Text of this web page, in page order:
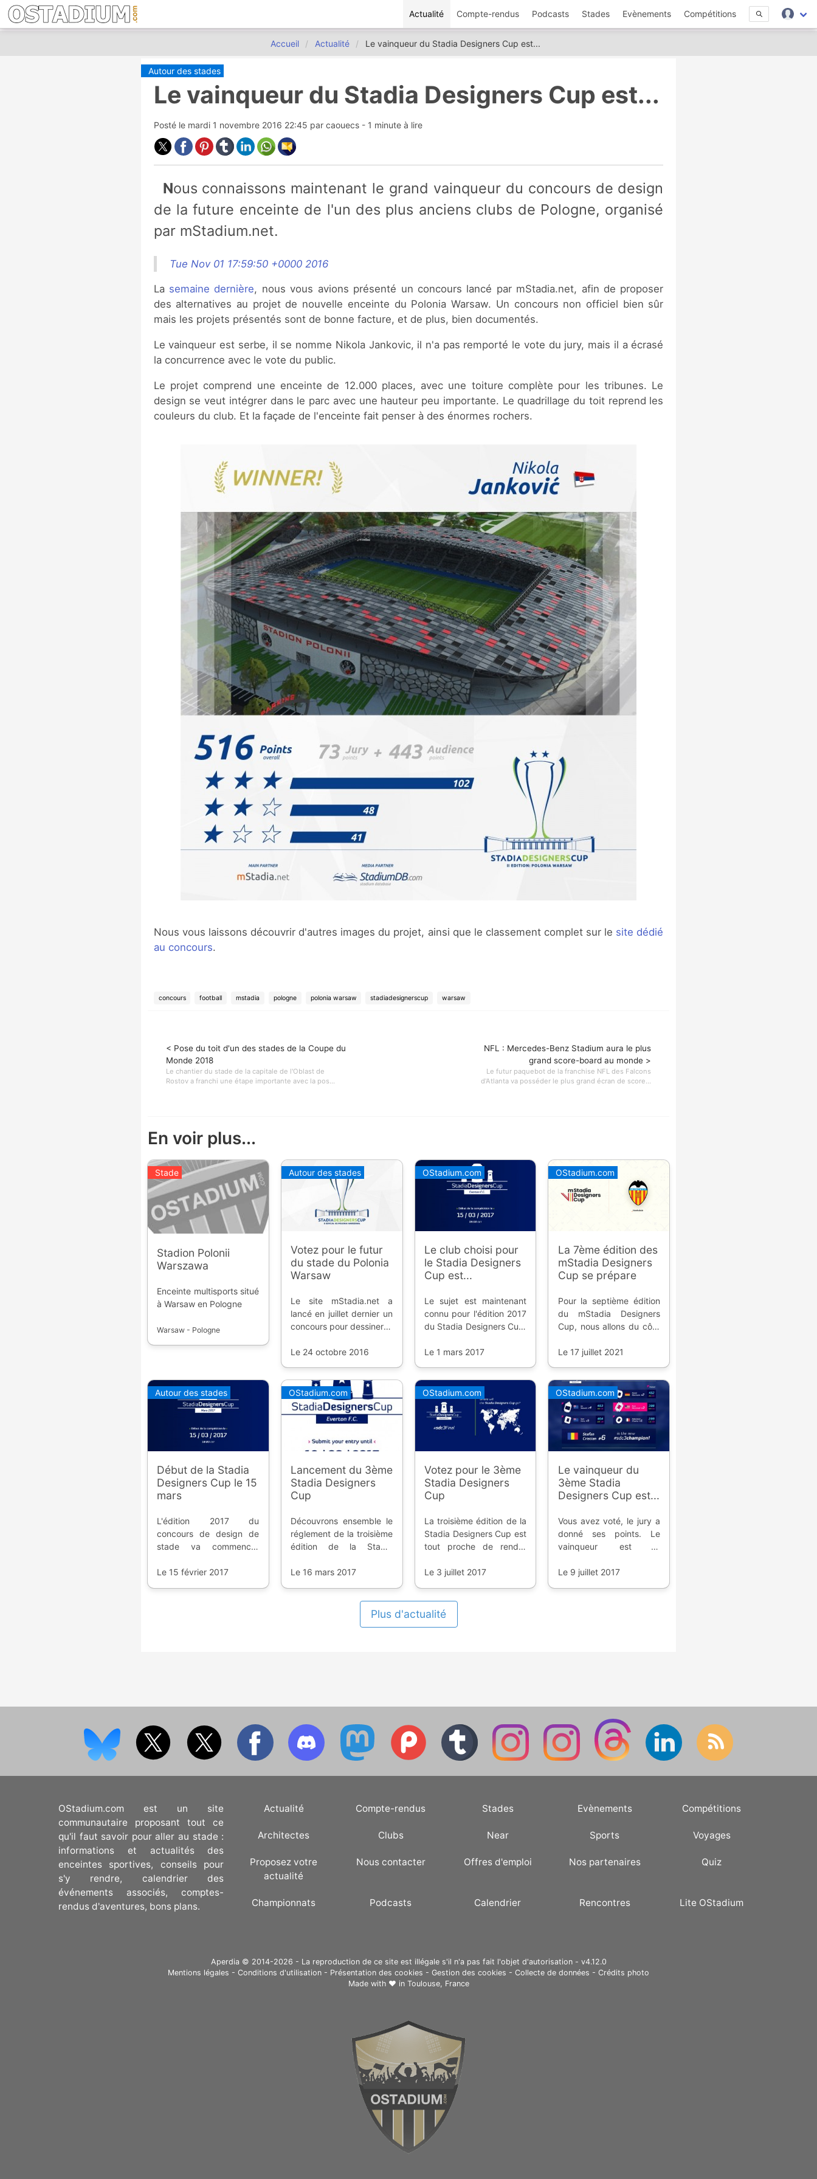
Actualité Compte-rendus Podcasts Stades Evènements Compétitions
Accueil Actualité Le vainqueur du Stadia Designers Cup est...
Autour des stades
Le vainqueur du Stadia Designers Cup est...
Posté le mardi 1 novembre 2016 22:45 par caouecs - 1 minute à lire
Nous connaissons maintenant le grand vainqueur du concours de design
de la future enceinte de l'un des plus anciens clubs de Pologne, organisé
par mStadium.net.
Tue Nov 01 17:59:50 +0000 2016
La semaine dernière, nous vous avions présenté un concours lancé par mStadia.net, afin de proposer
des alternatives au projet de nouvelle enceinte du Polonia Warsaw. Un concours non officiel bien sûr
mais les projets présentés sont de bonne facture, et de plus, bien documentés.
Le vainqueur est serbe, il se nomme Nikola Jankovic, il n'a pas remporté le vote du jury, mais il a écrasé
la concurrence avec le vote du public.
Le projet comprend une enceinte de 12.000 places, avec une toiture complète pour les tribunes. Le
design se veut intégrer dans le parc avec une hauteur peu importante. Le quadrillage du toit reprend les
couleurs du club. Et la façade de l'enceinte fait penser à des énormes rochers.
Nous vous laissons découvrir d'autres images du projet, ainsi que le classement complet sur le site dédié
au concours.
concours football mstadia pologne polonia warsaw stadiadesignerscup warsaw
< Pose du toit d'un des stades de la Coupe du
Monde 2018
Le chantier du stade de la capitale de l'Oblast de
Rostov a franchi une étape importante avec la pos...
NFL : Mercedes-Benz Stadium aura le plus
grand score-board au monde >
Le futur paquebot de la franchise NFL des Falcons
d'Atlanta va posséder le plus grand écran de score...
En voir plus...
Stade
Stadion Polonii
Warszawa
Enceinte multisports situé
à Warsaw en Pologne
Warsaw - Pologne
Autour des stades
Votez pour le futur
du stade du Polonia
Warsaw
Le site mStadia.net a
lancé en juillet dernier un
concours pour dessiner la
des plus anciens clubs
maintenant de choisir le
vainqueur.
Le 24 octobre 2016
OStadium.com
Le club choisi pour
le Stadia Designers
Cup est...
Le sujet est maintenant
connu pour l'édition 2017
du Stadia Designers Cup.
concours s'envole pour
de Liverpool, Everton
F.C. Avis aux architectes
en herbe, c'est un bon
moyen de montrer vos
talents.
Le 1 mars 2017
OStadium.com
La 7ème édition des
mStadia Designers
Cup se prépare
Pour la septième édition
du mStadia Designers
Cup, nous allons du côté
projet de nouveau stade.
Le 17 juillet 2021
Autour des stades
Début de la Stadia
Designers Cup le 15
mars
L'édition 2017 du
concours de design de
stade va commencer
aux architectes en herbe,
Le 15 février 2017
OStadium.com
Lancement du 3ème
Stadia Designers
Cup
Découvrons ensemble le
réglement de la troisième
édition de la Stadia
cette année centrée sur
Le 16 mars 2017
OStadium.com
Votez pour le 3ème
Stadia Designers
Cup
La troisième édition de la
Stadia Designers Cup est
tout proche de rendre
avons besoin de votre
Le 3 juillet 2017
OStadium.com
Le vainqueur du
3ème Stadia
Designers Cup est...
Vous avez voté, le jury a
donné ses points. Le
vainqueur est la
Cristian de Roumanie.
Le 9 juillet 2017
Plus d'actualité
OStadium.com est un site
communautaire proposant tout ce
qu'il faut savoir pour aller au stade :
informations et actualités des
enceintes sportives, conseils pour
s'y rendre, calendrier des
événements associés, comptes-
rendus d'aventures, bons plans.
Actualité Compte-rendus Stades Evènements Compétitions
Architectes Clubs Near Sports Voyages
Proposez votre
actualité
Nous contacter Offres d'emploi Nos partenaires Quiz
Championnats Podcasts Calendrier Rencontres Lite OStadium
Aperdia © 2014-2026 - La reproduction de ce site est illégale s'il n'a pas fait l'objet d'autorisation - v4.12.0
Mentions légales - Conditions d'utilisation - Présentation des cookies - Gestion des cookies - Collecte de données - Crédits photo
Made with ❤ in Toulouse, France